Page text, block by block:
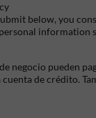
below, you
information
negocio pueden
de crédito.